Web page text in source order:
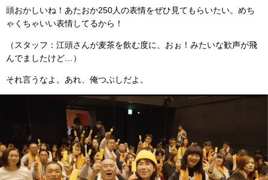
頭おかしいね！あたおか250人の表情をぜひ見てもらいたい。めち
ゃくちゃいい表情してるから！
（スタッフ：江頭さんが麦茶を飲む度に、おぉ！みたいな歓声が飛
んでましたけど…）
それ言うなよ。あれ、俺つぶしだよ。